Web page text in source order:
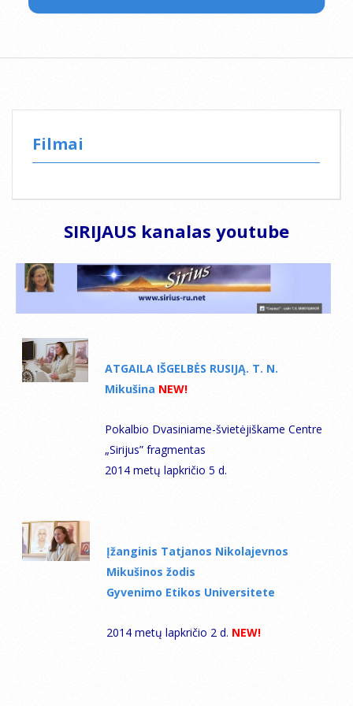
Filmai
SIRIJAUS kanalas youtube
ATGAILA IŠGELBĖS RUSIJĄ. Т. N.
Мikušina NEW!
Pokalbio Dvasiniame-švietėjiškame Centre
„Sirijus” fragmentas
2014 metų lapkričio 5 d.
Įžanginis Tatjanos Nikolajevnos
Mikušinos žodis
Gyvenimo Etikos Universitete
2014 metų lapkričio 2 d. NEW!